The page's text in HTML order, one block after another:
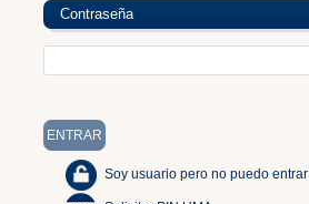
Contraseña
Soy usuario pero no puedo entrar